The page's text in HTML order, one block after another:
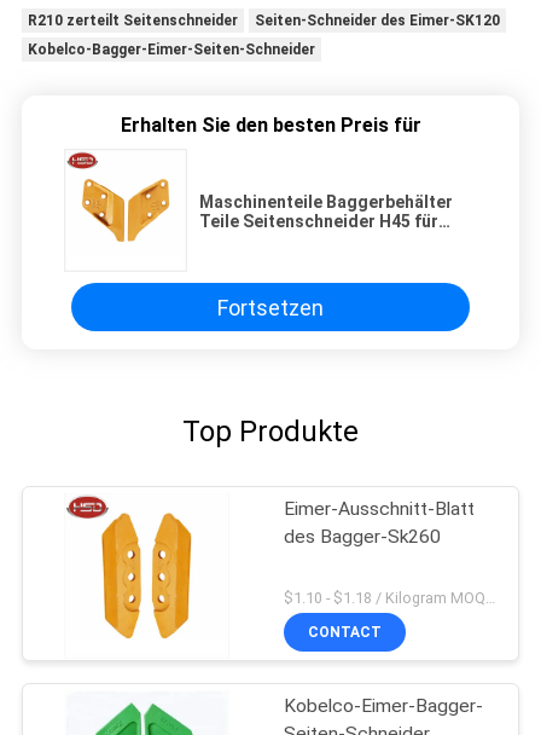
R210 zerteilt Seitenschneider
Seiten-Schneider des Eimer-SK120
Kobelco-Bagger-Eimer-Seiten-Schneider
Erhalten Sie den besten Preis für
Maschinenteile Baggerbehälter
Teile Seitenschneider H45 für
Fortsetzen
Top Produkte
Eimer-Ausschnitt-Blatt
des Bagger-Sk260
CONTACT
Kobelco-Eimer-Bagger-